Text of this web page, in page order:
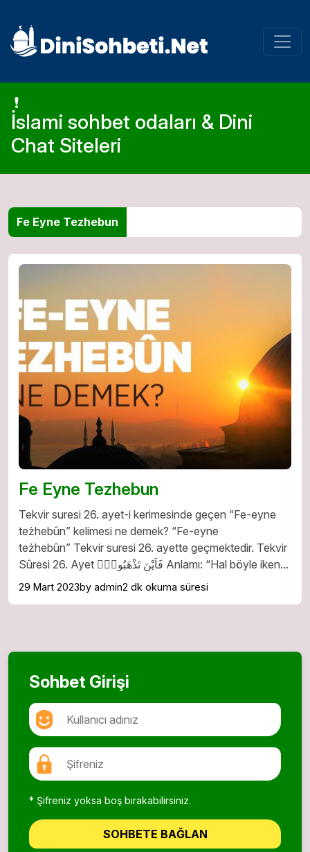
İslami sohbet odaları & Dini
Chat Siteleri
Fe Eyne Tezhebun
Fe Eyne Tezhebun
Tekvir suresi 26. ayet-i kerimesinde geçen “Fe-eyne
teżhebûn” kelimesi ne demek? “Fe-eyne
teżhebûn” Tekvir suresi 26. ayette geçmektedir. Tekvir
Sûresi 26. Ayet فَاَيْنَ تَذْهَبُونَۜ Anlamı: “Hal böyle iken...
29 Mart 2023by admin2 dk okuma süresi
Sohbet Girişi
* Şifreniz yoksa boş bırakabilirsiniz.
SOHBETE BAĞLAN